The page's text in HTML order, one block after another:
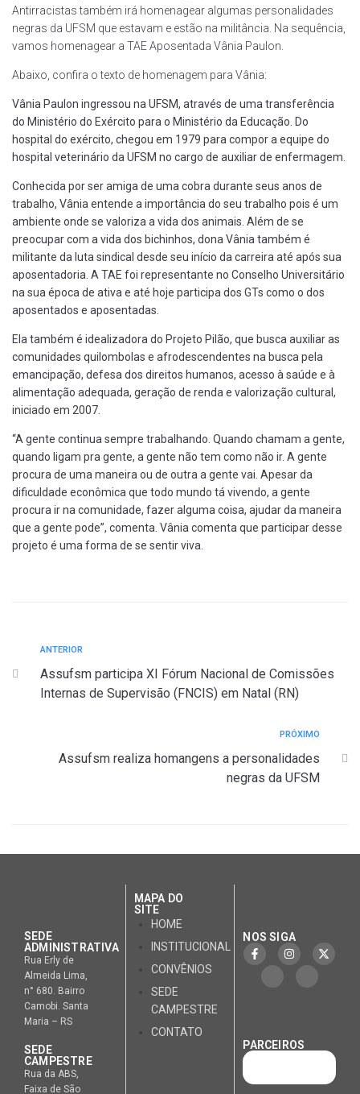
Antirracistas também irá homenagear algumas personalidades
negras da UFSM que estavam e estão na militância. Na sequência,
vamos homenagear a TAE Aposentada Vânia Paulon.
Abaixo, confira o texto de homenagem para Vânia:
Vânia Paulon ingressou na UFSM, através de uma transferência
do Ministério do Exército para o Ministério da Educação. Do
hospital do exército, chegou em 1979 para compor a equipe do
hospital veterinário da UFSM no cargo de auxiliar de enfermagem.
Conhecida por ser amiga de uma cobra durante seus anos de
trabalho, Vânia entende a importância do seu trabalho pois é um
ambiente onde se valoriza a vida dos animais. Além de se
preocupar com a vida dos bichinhos, dona Vânia também é
militante da luta sindical desde seu início da carreira até após sua
aposentadoria. A TAE foi representante no Conselho Universitário
na sua época de ativa e até hoje participa dos GTs como o dos
aposentados e aposentadas.
Ela também é idealizadora do Projeto Pilão, que busca auxiliar as
comunidades quilombolas e afrodescendentes na busca pela
emancipação, defesa dos direitos humanos, acesso à saúde e à
alimentação adequada, geração de renda e valorização cultural,
iniciado em 2007.
“A gente continua sempre trabalhando. Quando chamam a gente,
quando ligam pra gente, a gente não tem como não ir. A gente
procura de uma maneira ou de outra a gente vai. Apesar da
dificuldade econômica que todo mundo tá vivendo, a gente
procura ir na comunidade, fazer alguma coisa, ajudar da maneira
que a gente pode”, comenta. Vânia comenta que participar desse
projeto é uma forma de se sentir viva.
ANTERIOR
Assufsm participa XI Fórum Nacional de Comissões
Internas de Supervisão (FNCIS) em Natal (RN)
PRÓXIMO
Assufsm realiza homangens a personalidades
negras da UFSM
SEDE
ADMINISTRATIVA
Rua Erly de
Almeida Lima,
n° 680. Bairro
Camobi. Santa
Maria – RS
SEDE
CAMPESTRE
Rua da ABS,
Faixa de São
MAPA DO
SITE
HOME
INSTITUCIONAL
CONVÊNIOS
SEDE
CAMPESTRE
CONTATO
NOS SIGA
PARCEIROS